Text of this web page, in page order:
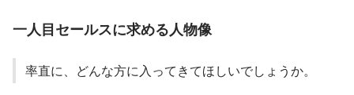
一人目セールスに求める人物像
率直に、どんな方に入ってきてほしいでしょうか。